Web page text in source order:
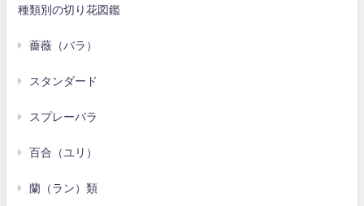
種類別の切り花図鑑
薔薇（バラ）
スタンダード
スプレーバラ
百合（ユリ）
蘭（ラン）類